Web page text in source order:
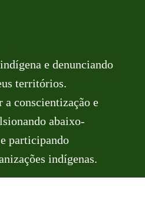
e denunciando
territórios.
a conscientização e
abaixo-
participando
indígenas.